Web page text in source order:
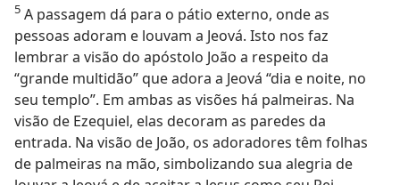
5 A passagem dá para o pátio externo, onde as
pessoas adoram e louvam a Jeová. Isto nos faz
lembrar a visão do apóstolo João a respeito da
“grande multidão” que adora a Jeová “dia e noite, no
seu templo”. Em ambas as visões há palmeiras. Na
visão de Ezequiel, elas decoram as paredes da
entrada. Na visão de João, os adoradores têm folhas
de palmeiras na mão, simbolizando sua alegria de